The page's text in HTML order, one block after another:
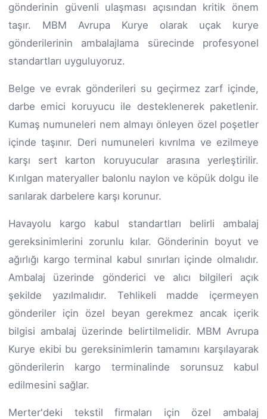
gönderinin güvenli ulaşması açısından kritik önem
taşır. MBM Avrupa Kurye olarak uçak kurye
gönderilerinin ambalajlama sürecinde profesyonel
standartları uyguluyoruz.
Belge ve evrak gönderileri su geçirmez zarf içinde,
darbe emici koruyucu ile desteklenerek paketlenir.
Kumaş numuneleri nem almayı önleyen özel poşetler
içinde taşınır. Deri numuneleri kıvrılma ve ezilmeye
karşı sert karton koruyucular arasına yerleştirilir.
Kırılgan materyaller balonlu naylon ve köpük dolgu ile
sarılarak darbelere karşı korunur.
Havayolu kargo kabul standartları belirli ambalaj
gereksinimlerini zorunlu kılar. Gönderinin boyut ve
ağırlığı kargo terminal kabul sınırları içinde olmalıdır.
Ambalaj üzerinde gönderici ve alıcı bilgileri açık
şekilde yazılmalıdır. Tehlikeli madde içermeyen
gönderiler için özel beyan gerekmez ancak içerik
bilgisi ambalaj üzerinde belirtilmelidir. MBM Avrupa
Kurye ekibi bu gereksinimlerin tamamını karşılayarak
gönderilerin kargo terminalinde sorunsuz kabul
edilmesini sağlar.
Merter'deki tekstil firmaları için özel ambalaj